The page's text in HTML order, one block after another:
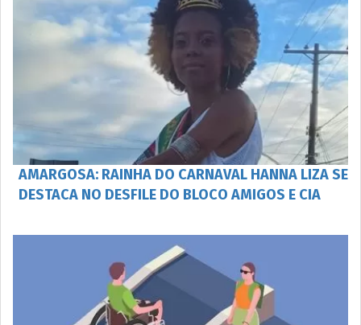
AMARGOSA: RAINHA DO CARNAVAL HANNA LIZA SE
DESTACA NO DESFILE DO BLOCO AMIGOS E CIA